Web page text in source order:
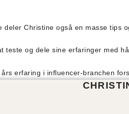
deler Christine også en masse tips
teste og dele sine erfaringer med
års erfaring i influencer-branchen